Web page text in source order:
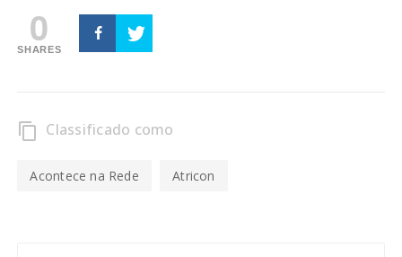
0
SHARES
content_copy Classificado como
Acontece na Rede Atricon